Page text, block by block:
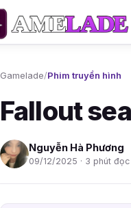
Gamelade/Phim truyền hình
Fallout
Nguyễn Hà Phương
09/12/2025 · 3 phút đọc